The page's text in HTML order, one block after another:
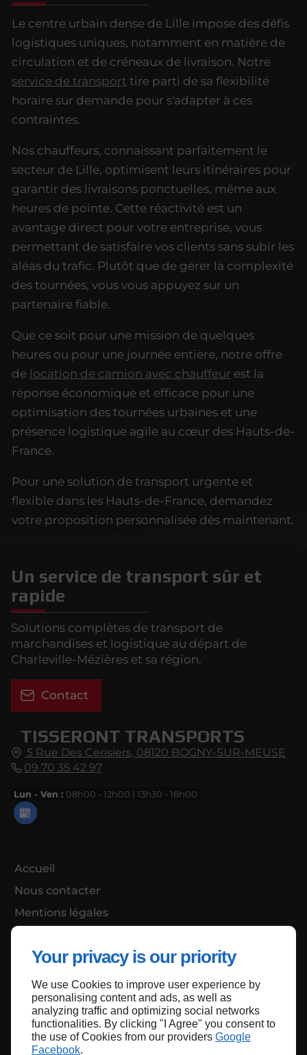
Your privacy is our priority
We use Cookies to improve user experience by
personalising content and ads, as well as
analyzing traffic and optimizing social networks
functionalities. By clicking "I Agree" you consent to
the use of Cookies from our providers Google
Facebook.
Le centre urbain dense de Lille impose des défis
logistiques uniques, notamment en matière de
circulation et de créneaux de livraison. Notre
service de transport tire parti de sa flexibilité
horaire sur demande pour s'adapter à ces
contraintes.
Nos chauffeurs, connaissant parfaitement le
secteur de Lille, optimisent leurs itinéraires pour
garantir des livraisons ponctuelles, même aux
heures de pointe. Cette réactivité est un
avantage direct pour votre entreprise, vous
permettant de satisfaire vos clients sans subir les
aléas du trafic. Plutôt que de gérer la complexité
des tournées, vous vous appuyez sur un
partenaire fiable.
Que ce soit pour une mission de quelques
heures ou pour une journée entière, notre offre
de location de camion avec chauffeur est la
réponse économique et efficace pour une
optimisation des tournées urbaines et une
présence logistique agile au cœur des Hauts-de-
France.
Pour une solution de transport urgente et
flexible dans les Hauts-de-France, demandez
votre proposition personnalisée dès maintenant.
TISSERONT TRANSPORTS
5 Rue Des Cerisiers, 08120 BOGNY-SUR-MEUSE
09 70 35 42 97
Lun - Ven : 08h00 - 12h00 | 13h30 - 18h00
Accueil
Nous contacter
Mentions légales
Un service de transport sûr et
rapide
Solutions complètes de transport de
marchandises et logistique au départ de
Charleville-Mézières et sa région.
Contact
Haut de page